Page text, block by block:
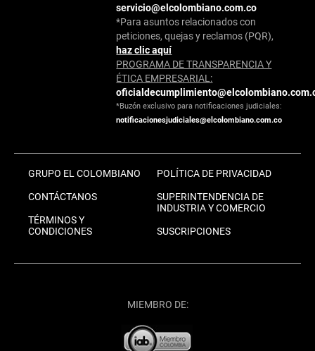
servicio@elcolombiano.com.co
*Para asuntos relacionados con
peticiones, quejas y reclamos (PQR),
haz clic aquí
PROGRAMA DE TRANSPARENCIA Y
ÉTICA EMPRESARIAL:
*Buzón exclusivo para notificaciones judiciales:
notificacionesjudiciales@elcolombiano.com.co
GRUPO EL COLOMBIANO
CONTÁCTANOS
TÉRMINOS Y
CONDICIONES
POLÍTICA DE PRIVACIDAD
SUPERINTENDENCIA DE
INDUSTRIA Y COMERCIO
SUSCRIPCIONES
MIEMBRO DE: